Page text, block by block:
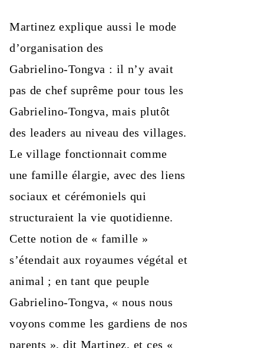
Martinez explique aussi le mode
d’organisation des
Gabrielino‑Tongva : il n’y avait
pas de chef suprême pour tous les
Gabrielino‑Tongva, mais plutôt
des leaders au niveau des villages.
Le village fonctionnait comme
une famille élargie, avec des liens
sociaux et cérémoniels qui
structuraient la vie quotidienne.
Cette notion de « famille »
s’étendait aux royaumes végétal et
animal ; en tant que peuple
Gabrielino‑Tongva, « nous nous
voyons comme les gardiens de nos
parents », dit Martinez, et ces «